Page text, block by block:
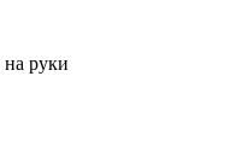
на руки